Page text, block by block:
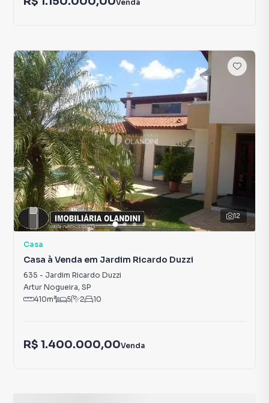
Venda
12
Casa
Casa à Venda em Jardim Ricardo Duzzi
635 - Jardim Ricardo Duzzi
Artur Nogueira, SP
410m² 5 2 10
R$ 1.400.000,00Venda